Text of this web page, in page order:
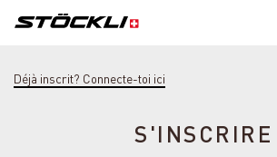
Déjà inscrit? Connecte-toi ici
S'INSCRIRE